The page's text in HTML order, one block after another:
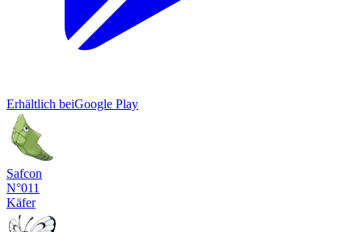
Erhältlich beiGoogle Play
Safcon
N°011
Käfer